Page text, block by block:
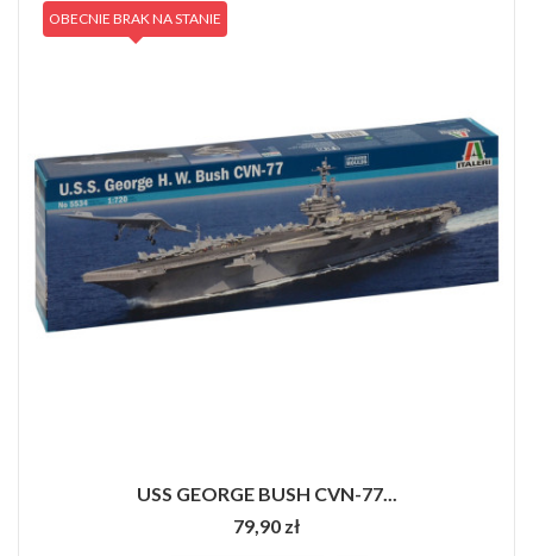
USS GEORGE BUSH CVN-77...
79,90 zł
OBECNIE BRAK NA STANIE